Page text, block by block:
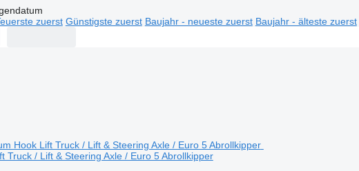
zuerst Günstigste zuerst Baujahr - neueste zuerst Baujahr - älteste zuerst
Truck / Lift & Steering Axle / Euro 5 Abrollkipper